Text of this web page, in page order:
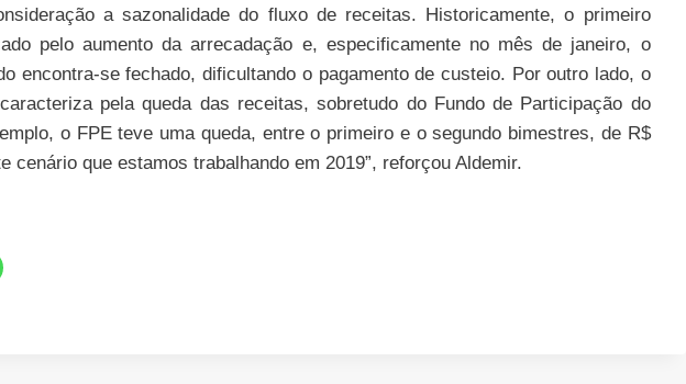
a sazonalidade do fluxo de receitas. Historicamente, o primeiro
pelo aumento da arrecadação e, especificamente no mês de janeiro, o
encontra-se fechado, dificultando o pagamento de custeio. Por outro lado, o
pela queda das receitas, sobretudo do Fundo de Participação do
o FPE teve uma queda, entre o primeiro e o segundo bimestres, de R$
cenário que estamos trabalhando em 2019”, reforçou Aldemir.